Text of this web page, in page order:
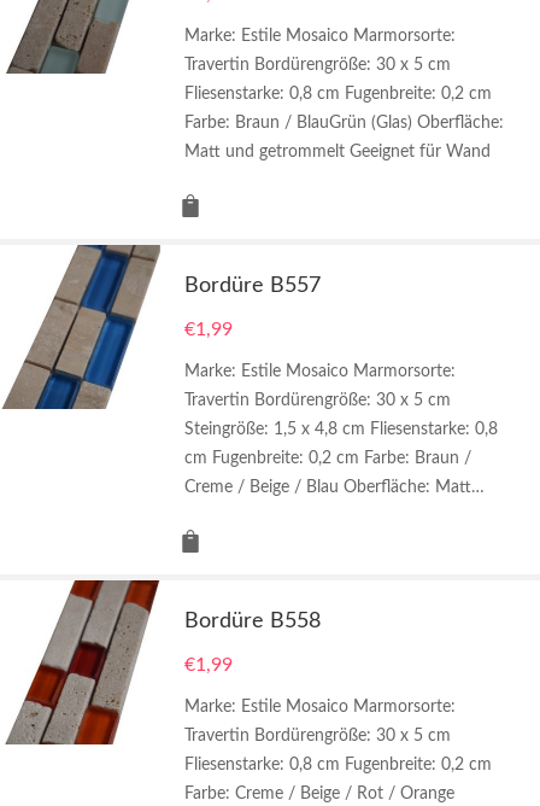
Marke: Estile Mosaico Marmorsorte:
Travertin Bordürengröße: 30 x 5 cm
Fliesenstarke: 0,8 cm Fugenbreite: 0,2 cm
Farbe: Braun / BlauGrün (Glas) Oberfläche:
Matt und getrommelt Geeignet für Wand
Bordüre B557
€1,99
Marke: Estile Mosaico Marmorsorte:
Travertin Bordürengröße: 30 x 5 cm
Steingröße: 1,5 x 4,8 cm Fliesenstarke: 0,8
cm Fugenbreite: 0,2 cm Farbe: Braun /
Creme / Beige / Blau Oberfläche: Matt…
Bordüre B558
€1,99
Marke: Estile Mosaico Marmorsorte:
Travertin Bordürengröße: 30 x 5 cm
Fliesenstarke: 0,8 cm Fugenbreite: 0,2 cm
Farbe: Creme / Beige / Rot / Orange